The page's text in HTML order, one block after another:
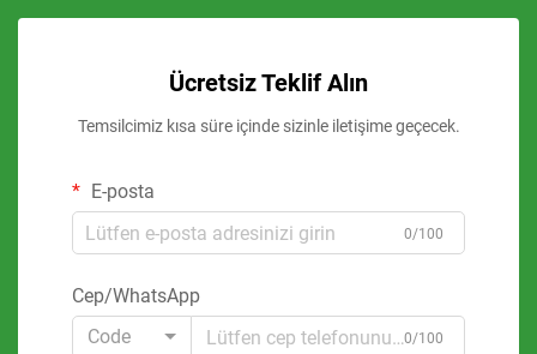
Ücretsiz Teklif Alın
Temsilcimiz kısa süre içinde sizinle iletişime geçecek.
E-posta
0/100
Cep/WhatsApp
Code
0/100